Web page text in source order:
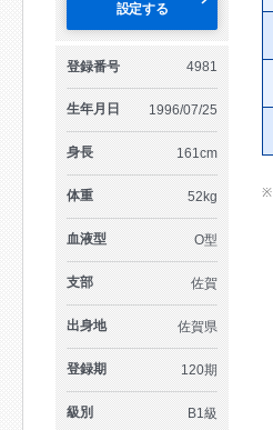
設定する
登録番号 4981
生年月日 1996/07/25
身長 161cm
体重 52kg
血液型 O型
支部 佐賀
出身地 佐賀県
登録期 120期
級別 B1級